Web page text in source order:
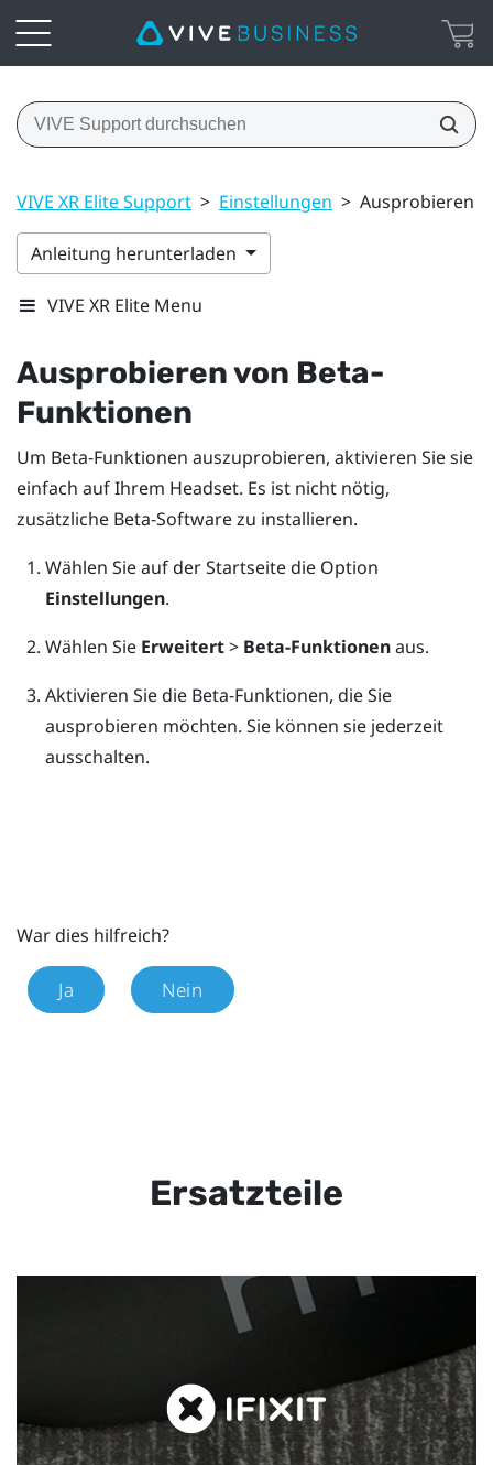
VIVE XR Elite Support > Einstellungen > Ausprobieren
Anleitung herunterladen
VIVE XR Elite Menu
Ausprobieren von Beta-
Funktionen
Um Beta-Funktionen auszuprobieren, aktivieren Sie sie
einfach auf Ihrem Headset. Es ist nicht nötig,
zusätzliche Beta-Software zu installieren.
Wählen Sie auf derStartseitedie Option
Einstellungen.
Wählen Sie Erweitert> Beta-Funktionenaus.
Aktivieren Sie die Beta-Funktionen, die Sie
ausprobieren möchten. Sie können sie jederzeit
ausschalten.
War dies hilfreich?
Ja Nein
Ersatzteile